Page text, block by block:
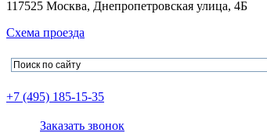
117525 Москва, Днепропетровская улица, 4Б
Схема проезда
+7 (495) 185-15-35
Заказать звонок